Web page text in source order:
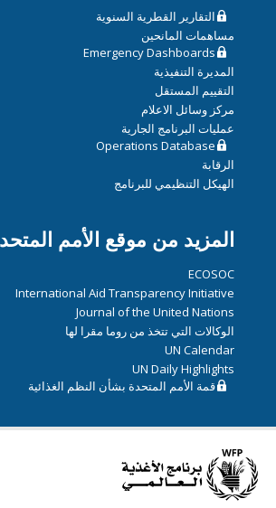
التقارير القطرية السنوية
مساهمات المانحين
Emergency Dashboards
المديرة التنفيذية
التقييم المستقل
مركز وسائل الاعلام
عمليات البرنامج الجارية
Operations Database
الرقابة
الهيكل التنظيمي للبرنامج
المزيد من موقع الأمم
ECOSOC
International Aid Transparency Initiative
Journal of the United Nations
الوكالات التي تتخذ من روما مقرا لها
UN Calendar
UN Daily Highlights
قمة الأمم المتحدة بشأن النظم الغذائية